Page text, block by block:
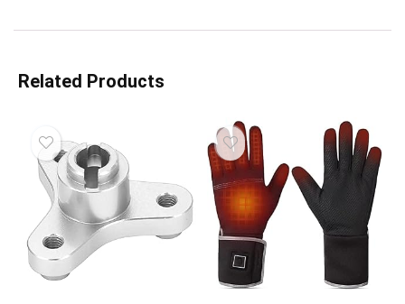
Related Products